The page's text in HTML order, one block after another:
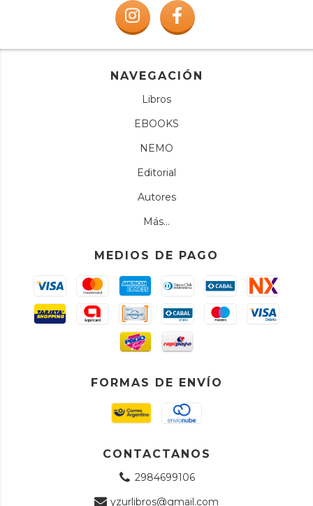
NAVEGACIÓN
Libros
EBOOKS
NEMO
Editorial
Autores
Más...
MEDIOS DE PAGO
FORMAS DE ENVÍO
CONTACTANOS
2984699106
yzurlibros@gmail.com